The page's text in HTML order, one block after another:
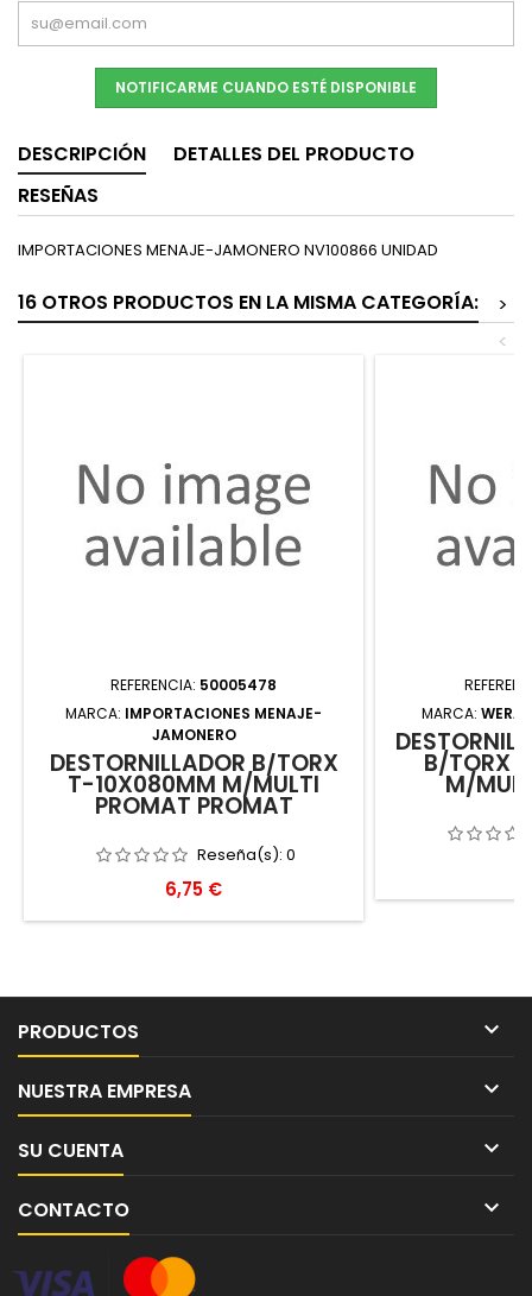
NOTIFICARME CUANDO ESTÉ DISPONIBLE
DESCRIPCIÓN
DETALLES DEL PRODUCTO
RESEÑAS
IMPORTACIONES MENAJE-JAMONERO NV100866 UNIDAD
16 OTROS PRODUCTOS EN LA MISMA CATEGORÍA:
>
<
REFERENCIA: 50005478
MARCA: IMPORTACIONES MENAJE-
JAMONERO
DESTORNILLADOR B/TORX
T-10X080MM M/MULTI
PROMAT PROMAT
Reseña(s): 0
Precio
6,75 €
MARCA: WERA
B/TORX
M/
PRODUCTOS 
NUESTRA EMPRESA 
SU CUENTA 
CONTACTO 